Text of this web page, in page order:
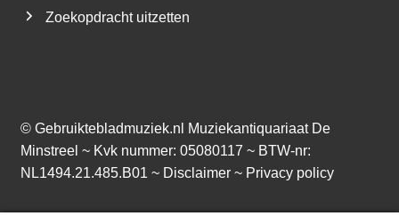
Zoekopdracht uitzetten
© Gebruiktebladmuziek.nl
Muziekantiquariaat De
Minstreel ~ Kvk nummer: 05080117 ~ BTW-nr:
NL1494.21.485.B01 ~ Disclaimer~ Privacy policy